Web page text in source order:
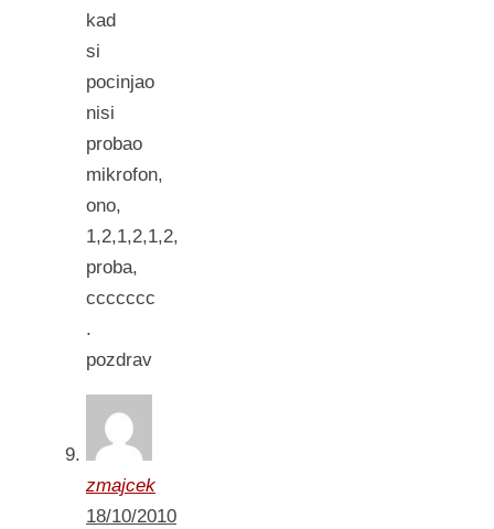
kad
si
pocinjao
nisi
probao
mikrofon,
ono,
1,2,1,2,1,2,
proba,
ccccccc
.
pozdrav
zmajcek
18/10/2010